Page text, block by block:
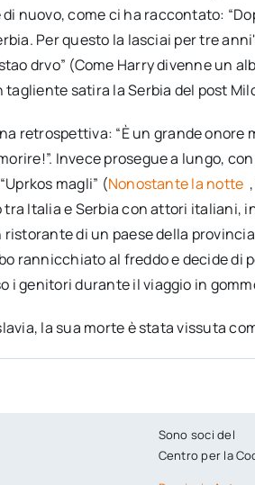
nuovo, come ci ha raccontato:
Per questo la lasciai per tre
drvo” (Come Harry divenne un
satira la Serbia del post
retrospettiva: “È un grande onore
Invece prosegue a lungo,
magli” (Nonostante la notte
tra Italia e Serbia con attori italiani,
di un paese della
rannicchiato al freddo e decide di
i genitori durante il viaggio in
la sua morte è stata vissuta
Sono soci del
Centro per la